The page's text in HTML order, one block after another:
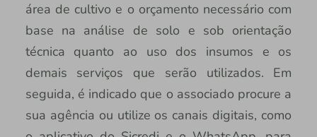
área de cultivo e o orçamento necessário com
base na análise de solo e sob orientação
técnica quanto ao uso dos insumos e os
demais serviços que serão utilizados. Em
seguida, é indicado que o associado procure a
sua agência ou utilize os canais digitais, como